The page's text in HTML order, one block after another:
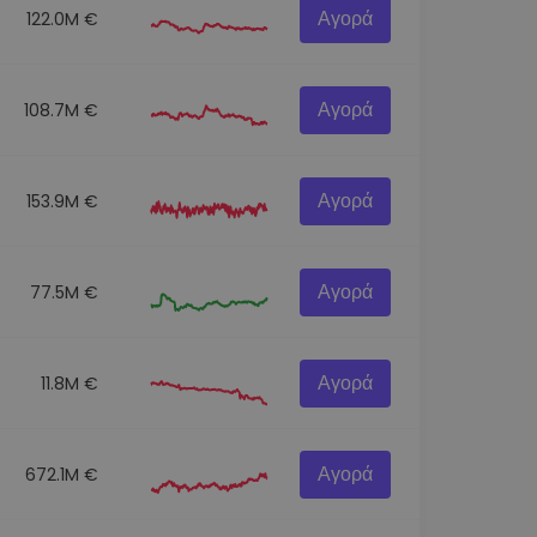
122.0M € Αγορά
108.7M € Αγορά
153.9M € Αγορά
77.5M € Αγορά
11.8M € Αγορά
672.1M € Αγορά